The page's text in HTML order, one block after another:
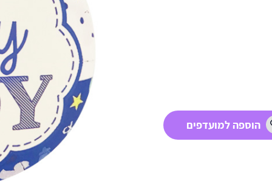
הוספה למועדפים